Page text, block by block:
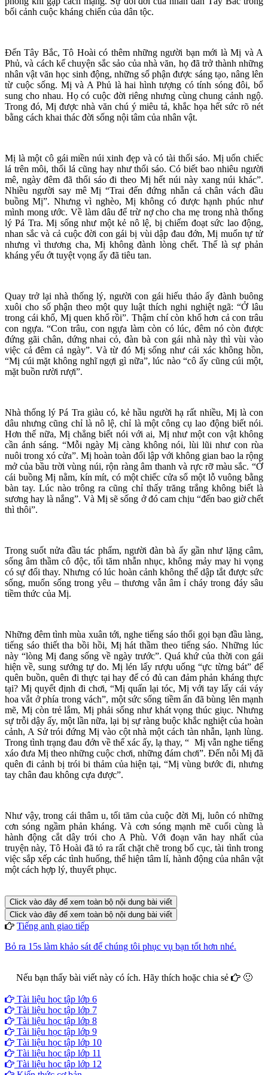
bối cảnh cuộc kháng chiến của dân tộc.
Đến Tây Bắc, Tô Hoài có thêm những người bạn mới là Mị và A
Phủ, và cách kể chuyện sắc sảo của nhà văn, họ đã trở thành những
nhân vật văn học sinh động, những số phận được sáng tạo, nâng lên
từ cuộc sống. Mị và A Phủ là hai hình tượng có tính sóng đôi, bổ
sung cho nhau. Họ có cuộc đời riêng nhưng cùng chung cảnh ngộ.
Trong đó, Mị được nhà văn chú ý miêu tả, khắc họa hết sức rõ nét
bằng cách khai thác đời sống nội tâm của nhân vật.
Mị là một cô gái miền núi xinh đẹp và có tài thổi sáo. Mị uốn chiếc
lá trên môi, thổi lá cũng hay như thổi sáo. Có biết bao nhiêu người
mê, ngày đêm đã thổi sáo đi theo Mị hết núi này xang núi khác”.
Nhiều người say mê Mị “Trai đến đứng nhẵn cả chân vách đầu
buồng Mị”. Nhưng vì nghèo, Mị không có được hạnh phúc như
mình mong ước. Về làm dâu để trừ nợ cho cha mẹ trong nhà thống
lý Pá Tra. Mị sống như một kẻ nô lệ, bị chiếm đoạt sức lao động,
nhan sắc và cả cuộc đời con gái bị vùi dập đau đớn, Mị muốn tự tử
nhưng vì thương cha, Mị không đành lòng chết. Thế là sự phản
kháng yếu ớt tuyệt vọng ấy đã tiêu tan.
Quay trở lại nhà thống lý, người con gái hiếu thảo ấy đành buông
xuôi cho số phận theo một quy luật thích nghi nghiệt ngã: “Ở lâu
trong cái khổ, Mị quen khổ rồi”. Thậm chí còn khổ hơn cả con trâu
con ngựa. “Con trâu, con ngựa làm còn có lúc, đêm nó còn được
đứng gãi chân, dứng nhai cỏ, đàn bà con gái nhà này thì vùi vào
việc cả đêm cả ngày”. Và từ đó Mị sống như cái xác không hồn,
“Mị cúi mặt không nghĩ ngợi gì nữa”, lúc nào “cô ấy cũng cúi một,
mặt buồn rười rượi”.
Nhà thống lý Pá Tra giàu có, kẻ hầu người hạ rất nhiều, Mị là con
dâu nhưng cũng chỉ là nô lệ, chỉ là một công cụ lao động biết nói.
Hơn thế nữa, Mị chẳng biết nói với ai, Mị như một con vật không
cần ánh sáng. “Mỗi ngày Mị càng không nói, lùi lũi như con rùa
nuôi trong xó cửa”. Mị hoàn toàn đối lập với không gian bao la rộng
mở của bầu trời vùng núi, rộn ràng âm thanh và rực rỡ màu sắc. “Ở
cái buồng Mị nằm, kín mít, có một chiếc cửa sổ một lỗ vuông bằng
bàn tay. Lúc nào trông ra cũng chỉ thấy trăng trắng không biết là
sương hay là nắng”. Và Mị sẽ sống ở đó cam chịu “đến bao giờ chết
thì thôi”.
Trong suốt nửa đầu tác phẩm, người đàn bà ấy gần như lặng câm,
sống âm thầm cô độc, tối tăm nhẫn nhục, không mảy may hi vọng
có sự đổi thay. Nhưng có lúc hoàn cảnh không thể dập tắt được sức
sống, muốn sống trong yêu – thương vẫn âm ỉ cháy trong đáy sâu
tiềm thức của Mị.
Những đêm tình mùa xuân tới, nghe tiếng sáo thổi gọi bạn đầu làng,
tiếng sáo thiết tha bồi hồi, Mị hát thầm theo tiếng sáo. Những lúc
này “lòng Mị đang sống về ngày trước”. Quá khứ của thời con gái
hiện về, sung sướng tự do. Mị lén lấy rượu uống “ực từng bát” để
quên buồn, quên đi thực tại hay để có đủ can đảm phản kháng thực
tại? Mị quyết định đi chơi, “Mị quấn lại tóc, Mị với tay lấy cái váy
hoa vắt ở phía trong vách”, một sức sống tiềm ẩn đã bùng lên mạnh
mẽ, Mị còn trẻ lắm, Mị phải sống như khát vọng thúc giục. Nhưng
sự trỗi dậy ấy, một lần nữa, lại bị sự ràng buộc khắc nghiệt của hoàn
cảnh, A Sử trói đứng Mị vào cột nhà một cách tàn nhẫn, lạnh lùng.
Trong tình trạng đau đớn về thể xác ấy, lạ thay, “ Mị vẫn nghe tiếng
xáo đưa Mị theo những cuộc chơi, những đám chơi”. Đến nỗi Mị đã
quên đi cảnh bị trói bi thảm của hiện tại, “Mị vùng bước đi, nhưng
tay chân đau không cựa được”.
Như vậy, trong cái thâm u, tối tăm của cuộc đời Mị, luôn có những
cơn sóng ngầm phản kháng. Và cơn sóng mạnh mẽ cuối cùng là
hành động cắt dây trói cho A Phù. Với đoạn văn hay nhất của
truyện này, Tô Hoài đã tỏ ra rất chặt chẽ trong bố cục, tài tình trong
việc sắp xếp các tình huống, thể hiện tâm lí, hành động của nhân vật
một cách hợp lý, thuyết phục.
Click vào đây để xem toàn bộ nội dung bài viết
Click vào đây để xem toàn bộ nội dung bài viết
Tiếng anh giao tiếp
Bỏ ra 15s làm khảo sát để chúng tôi phục vụ bạn tốt hơn nhé.
Nếu bạn thấy bài viết này có ích. Hãy thích hoặc chia sẻ
🙂
Tài liệu học tập lớp 6
Tài liệu học tập lớp 7
Tài liệu học tập lớp 8
Tài liệu học tập lớp 9
Tài liệu học tập lớp 10
Tài liệu học tập lớp 11
Tài liệu học tập lớp 12